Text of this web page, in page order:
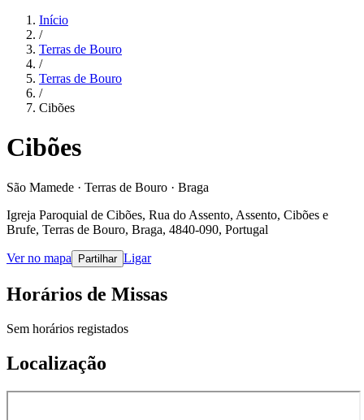
Início
/
Terras de Bouro
/
Terras de Bouro
/
Cibões
Cibões
São Mamede · Terras de Bouro · Braga
Igreja Paroquial de Cibões, Rua do Assento, Assento, Cibões e
Brufe, Terras de Bouro, Braga, 4840-090, Portugal
Ver no mapa Partilhar Ligar
Horários de Missas
Sem horários registados
Localização